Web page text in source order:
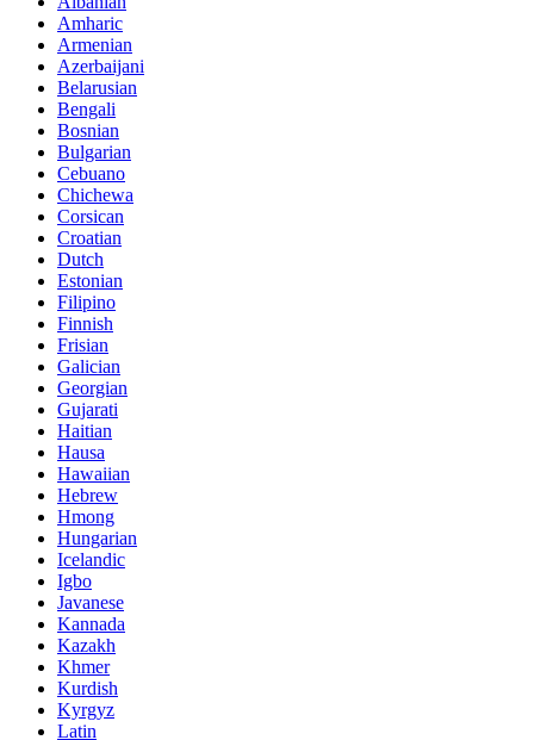
Amharic
Armenian
Azerbaijani
Belarusian
Bengali
Bosnian
Bulgarian
Cebuano
Chichewa
Corsican
Croatian
Dutch
Estonian
Filipino
Finnish
Frisian
Galician
Georgian
Gujarati
Haitian
Hausa
Hawaiian
Hebrew
Hmong
Hungarian
Icelandic
Igbo
Javanese
Kannada
Kazakh
Khmer
Kurdish
Kyrgyz
Latin